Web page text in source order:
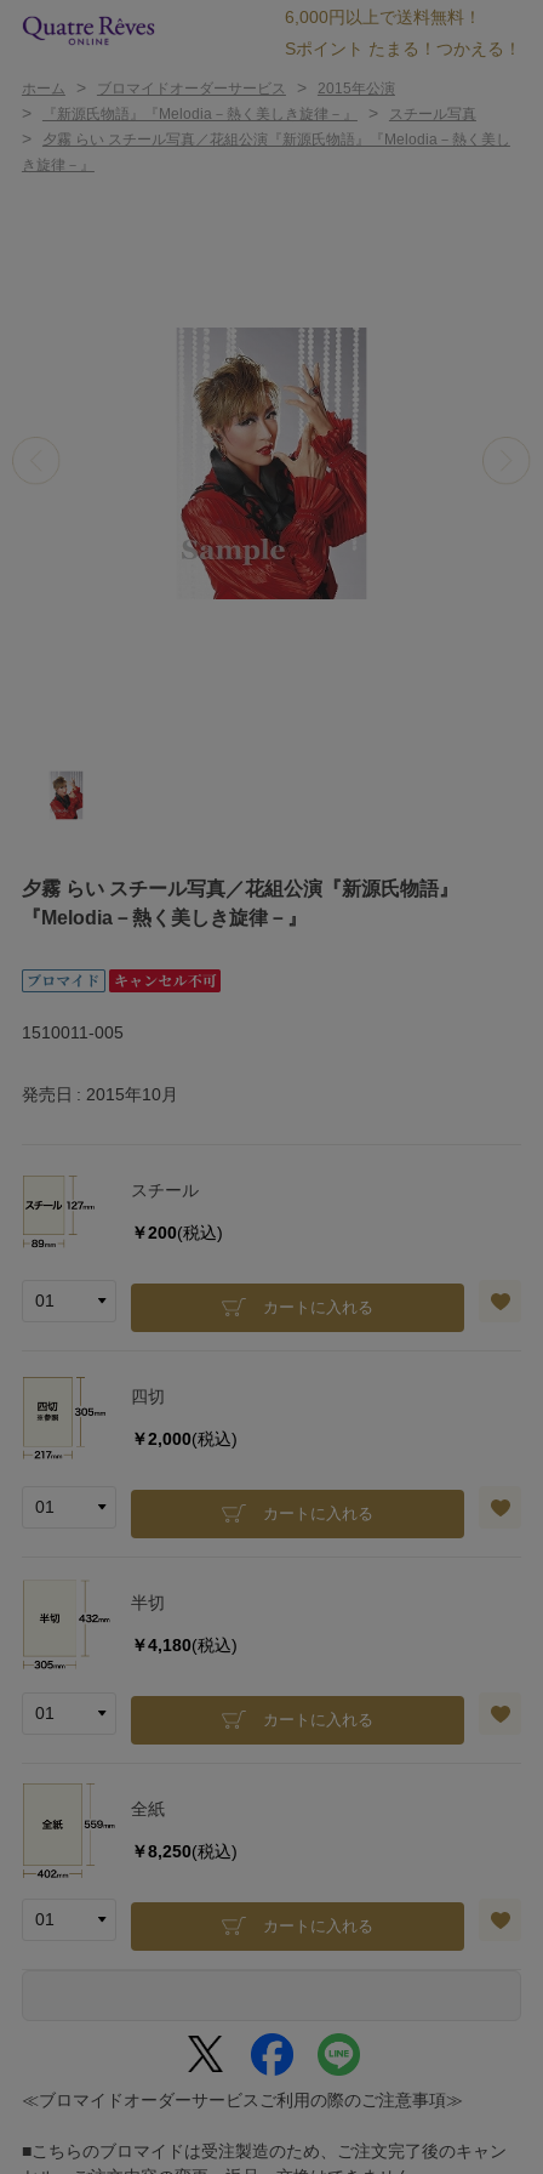
6,000円以上で送料無料！
Sポイント たまる！つかえる！
ホーム > ブロマイドオーダーサービス > 2015年公演
> 『新源氏物語』『Melodia－熱く美しき旋律－』 > スチール写真
>
夕霧 らい スチール写真／花組公演『新源氏物語』『Melodia－熱く美し
き旋律－』
夕霧 らい スチール写真／花組公演『新源氏物語』
『Melodia－熱く美しき旋律－』
1510011-005
発売日 2015年10月
スチール
￥200(税込)
カートに入れる
四切
￥2,000(税込)
カートに入れる
半切
￥4,180(税込)
カートに入れる
全紙
￥8,250(税込)
カートに入れる
≪ブロマイドオーダーサービスご利用の際のご注意事項≫
■こちらのブロマイドは受注製造のため、ご注文完了後のキャン